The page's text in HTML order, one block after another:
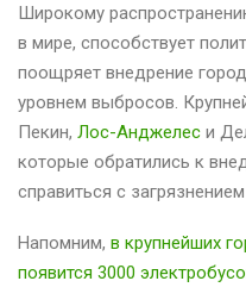
Широкому
в мире, способствует
поощряет внедрение
уровнем выбросов.
Пекин, Лос-Анджелес и
которые обратились к
справиться с
Напомним, в крупнейших
появится 3000